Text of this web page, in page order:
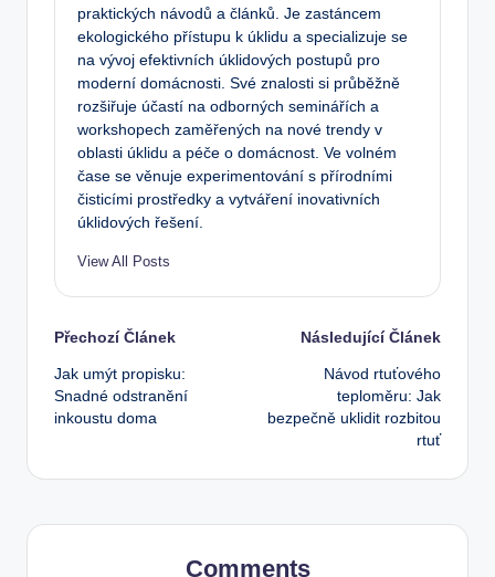
praktických návodů a článků. Je zastáncem
ekologického přístupu k úklidu a specializuje se
na vývoj efektivních úklidových postupů pro
moderní domácnosti. Své znalosti si průběžně
rozšiřuje účastí na odborných seminářích a
workshopech zaměřených na nové trendy v
oblasti úklidu a péče o domácnost. Ve volném
čase se věnuje experimentování s přírodními
čisticími prostředky a vytváření inovativních
úklidových řešení.
View All Posts
Post
navigation
Přechozí Článek
Jak umýt propisku:
Snadné odstranění
inkoustu doma
Následující Článek
Návod rtuťového
teploměru: Jak
bezpečně uklidit rozbitou
rtuť
Comments